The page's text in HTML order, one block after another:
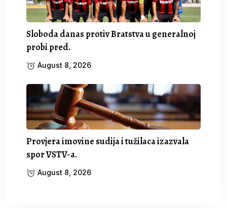
Sloboda danas protiv Bratstva u generalnoj
probi pred.
August 8, 2026
Provjera imovine sudija i tužilaca izazvala
spor VSTV-a.
August 8, 2026